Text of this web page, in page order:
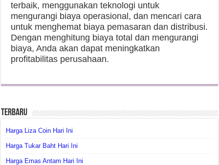
terbaik, menggunakan teknologi untuk
mengurangi biaya operasional, dan mencari cara
untuk menghemat biaya pemasaran dan distribusi.
Dengan menghitung biaya total dan mengurangi
biaya, Anda akan dapat meningkatkan
profitabilitas perusahaan.
Terbaru
Harga Liza Coin Hari Ini
Harga Tukar Baht Hari Ini
Harga Emas Antam Hari Ini